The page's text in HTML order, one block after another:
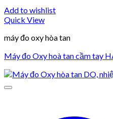
Add to wishlist
Quick View
máy đo oxy hòa tan
Máy đo Oxy hoà tan cầm tay